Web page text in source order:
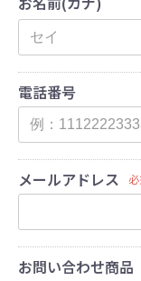
電話番号
メールアドレス
お問い合わせ商品